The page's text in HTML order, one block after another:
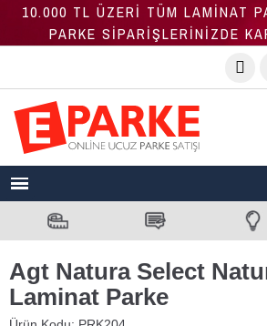
10.000 TL ÜZERİ TÜM LAMİNAT
PARKE SİPARİŞLERİNİZDE
Agt Natura Select
Laminat Parke